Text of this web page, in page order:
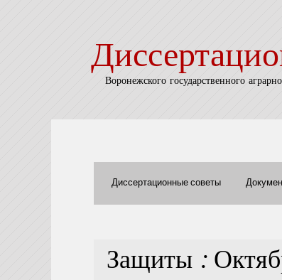
Воронежского государственного
Диссертационные советы
Защиты :